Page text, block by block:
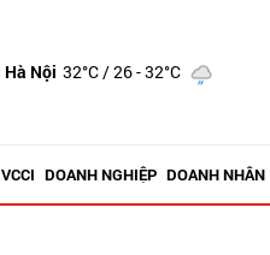
Hà Nội 32°C/ 26 - 32°C
VCCI DOANH NGHIỆP DOANH NHÂN